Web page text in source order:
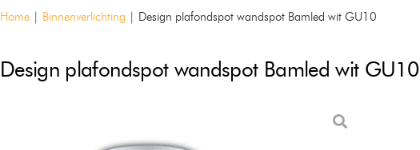
Home | Binnenverlichting | Design plafondspot wandspot Bamled wit GU10
Design plafondspot wandspot Bamled wit GU10